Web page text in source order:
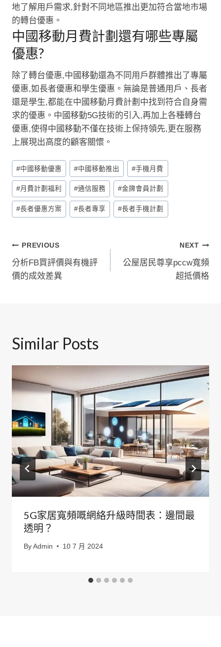
地了解用戶需求,針對不同地區推出更加符合當地市場
的轉台優惠。
中國移動月費計劃還有哪些專屬
優惠?
除了轉台優惠,中國移動還為不同用戶群體推出了專屬
優惠,如長者優惠和學生優惠。無論是普通用戶、長者
還是學生,都能在中國移動月費計劃中找到符合自身需
求的優惠。中國移動5G技術的引入,再加上各種轉台
優惠,使得中國移動不僅在技術上保持領先,更在服務
上展現出高度的顧客關懷。
Post
Tags:
#中國移動優惠 #中國移動推出 #手機月費
#月費計劃福利 #通信服務 #金牌會員計劃
#長者優惠方案 #長者專享 #長者手機計劃
文
章
PREVIOUS
分析FB買評價與有機評
價的成效差異
NEXT
公屋居民尊享pccw寬頻
超抵價格
Similar Posts
5G家居寬頻嘅網絡升級時間表：邊間最
透明？
By Admin 10 7 月 2024